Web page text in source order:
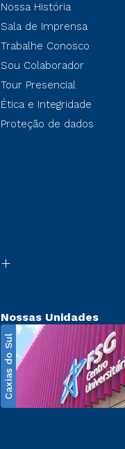
Nossa História
Sala de Imprensa
Trabalhe Conosco
Sou Colaborador
Tour Presencial
Ética e Integridade
Proteção de dados
Nossas Unidades
Caxias do Sul